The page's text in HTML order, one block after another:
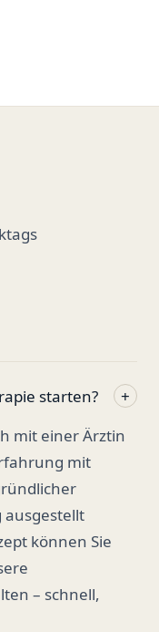
starten?
+
mit einer Ärztin
mit
können Sie
– schnell,